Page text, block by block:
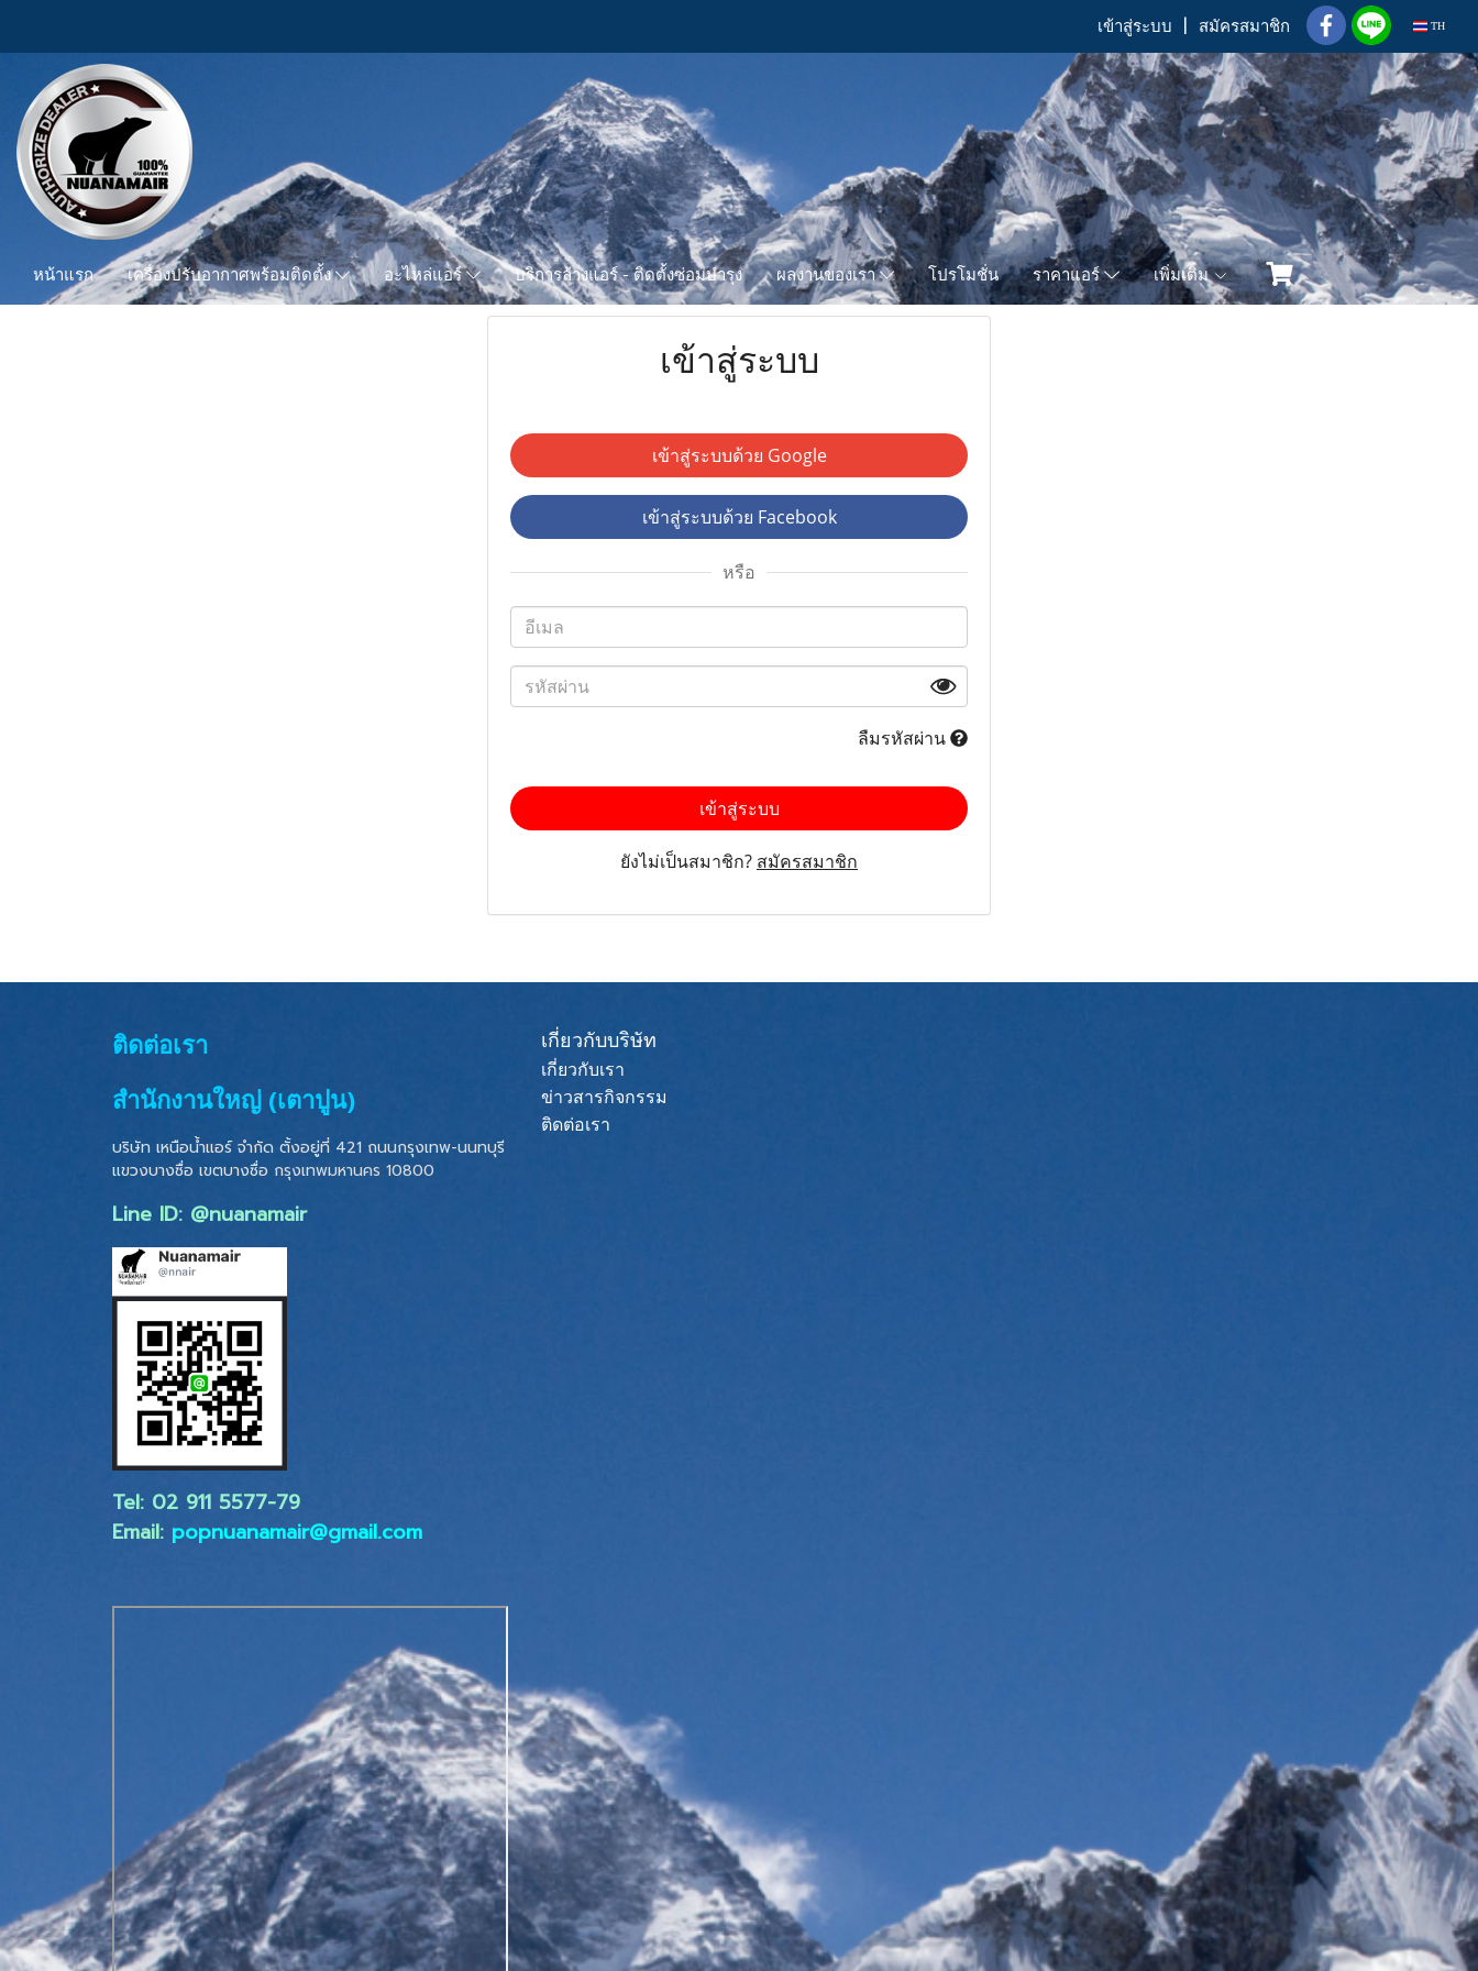
เข้าสู่ระบบ สมัครสมาชิก TH
หน้าแรก เครื่องปรับอากาศพร้อมติดตั้ง อะไหล่แอร์ บริการล้างแอร์ - ติดตั้งซ่อมบำรุง ผลงานของเรา โปรโมชั่น ราคาแอร์ เพิ่มเติม
เข้าสู่ระบบ
เข้าสู่ระบบด้วย Google
เข้าสู่ระบบด้วย Facebook
หรือ
ลืมรหัสผ่าน
เข้าสู่ระบบ
ยังไม่เป็นสมาชิก? สมัครสมาชิก
ติดต่อเรา
สำนักงานใหญ่ (เตาปูน)
บริษัท เหนือน้ำแอร์ จำกัด ตั้งอยู่ที่ 421 ถนนกรุงเทพ-นนทบุรี
แขวงบางซื่อ เขตบางซื่อ กรุงเทพมหานคร 10800
Line ID: @nuanamair
Tel: 02 ​911 5577-79
Email: popnuanamair@gmail.com
เกี่ยวกับบริษัท
เกี่ยวกับเรา
ข่าวสารกิจกรรม
ติดต่อเรา